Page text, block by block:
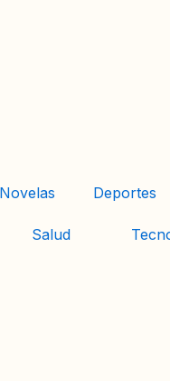
Novelas Deportes
Salud